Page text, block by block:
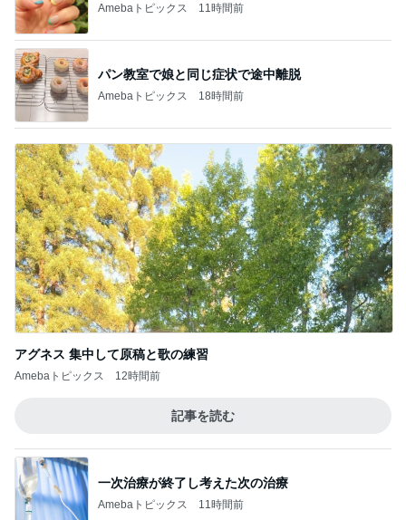
Amebaトピックス 11時間前
パン教室で娘と同じ症状で途中離脱
Amebaトピックス 18時間前
アグネス 集中して原稿と歌の練習
Amebaトピックス 12時間前
記事を読む
一次治療が終了し考えた次の治療
Amebaトピックス 11時間前